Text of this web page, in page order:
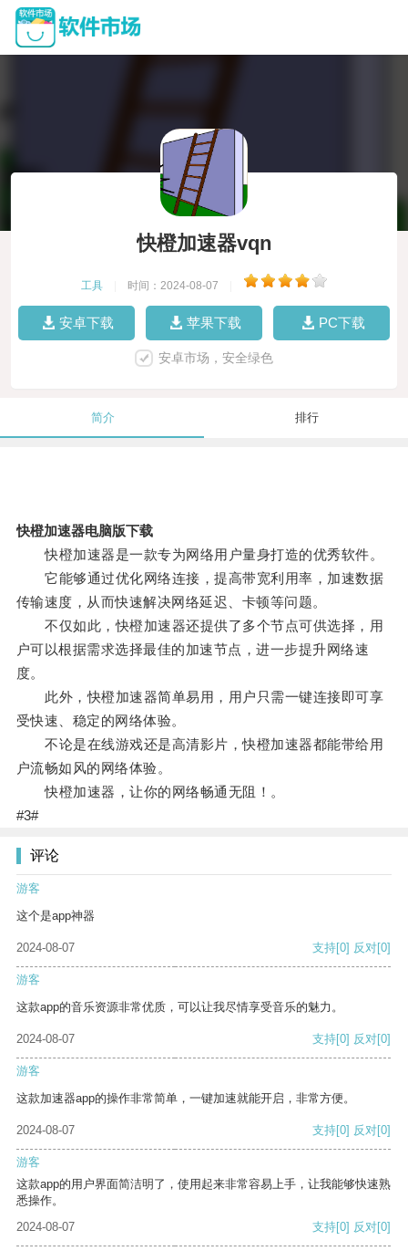
快橙加速器vqn
工具 时间：2024-08-07
安卓下载 苹果下载 PC下载
安卓市场，安全绿色
简介 排行
快橙加速器电脑版下载
快橙加速器是一款专为网络用户量身打造的优秀软件。
它能够通过优化网络连接，提高带宽利用率，加速数据
传输速度，从而快速解决网络延迟、卡顿等问题。
不仅如此，快橙加速器还提供了多个节点可供选择，用
户可以根据需求选择最佳的加速节点，进一步提升网络速
度。
此外，快橙加速器简单易用，用户只需一键连接即可享
受快速、稳定的网络体验。
不论是在线游戏还是高清影片，快橙加速器都能带给用
户流畅如风的网络体验。
快橙加速器，让你的网络畅通无阻！。
#3#
评论
游客
这个是app神器
2024-08-07 支持[0] 反对[0]
游客
这款app的音乐资源非常优质，可以让我尽情享受音乐的魅力。
2024-08-07 支持[0] 反对[0]
游客
这款加速器app的操作非常简单，一键加速就能开启，非常方便。
2024-08-07 支持[0] 反对[0]
游客
这款app的用户界面简洁明了，使用起来非常容易上手，让我能够快速熟
悉操作。
2024-08-07
支持[0] 反对[0]